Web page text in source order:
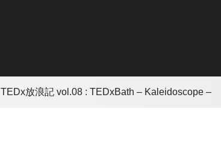
TEDx放浪記 vol.08 : TEDxBath – Kaleidoscope –